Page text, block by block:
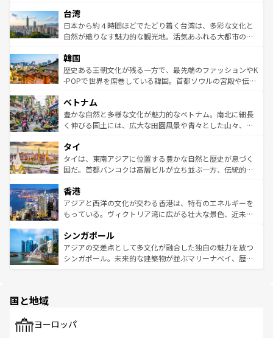
ならではの贅沢な旅のスタイルだ。 なお、新着のアメリカ
情報はコンテンツ一覧を参照してほしい。
れるおもてなしの心で訪れる人々を迎えてくれるハワイの
人々、おいしいローカルフードやハワイアンミュージッ
ク、伝統的なフラダンスなど、すべてがハワイの魅力を彩
ワイを、存分に味わってほしい。 なお、新着のハワイ情報
はコンテンツ一覧を参照してほしい。
リアリーフや大陸中央部にそびえるウルル（エアーズロッ
ク）、タスマニアの美しい原生林やケアンズの熱帯雨林な
ど、見どころがたくさん。また、カフェやワイン、オージ
いる。アクティビティも充実しており、サーフィンやダイ
ビング、ハイキングなど、アウトドア好きにはたまらな
い。オーストラリアの多彩な魅力を存分に味わいつくそ
参照してほしい。
台湾
日本から約４時間ほどでたどり着く台湾は、多彩な文化と
自然が織りなす魅力的な観光地。活気あふれる大都市の台
ン）、静ひつな山岳地帯である台湾東部など、都市の喧騒
と山間の静けさが共存しており、訪れる人に新しい発見と
驚きをもたらしてくれる。また、奥深い台湾の食文化も魅
容にもいいと評判のスイーツなど、バラエティ豊かな料理
が味わえる。 なお、新着の台湾情報は コンテンツ一覧を参
照してほしい。
韓国
歴史ある王朝文化が残る一方で、最先端のファッションやK
-POPで世界を席巻している韓国。首都ソウルの宮殿や伝統
き、地方に足を延ばせば四季折々の自然美を楽しむことが
できる。そして、キムチや焼肉、絶品のストリートフード
まで、さまざまな韓国料理が待っている。夜には、韓国な
リティに包まれながら、韓国の多彩な魅力を心ゆくまで味
わってみてほしい。 なお、新着の韓国情報はコンテンツ一
覧を参照してほしい。
ベトナム
豊かな自然と多様な文化が魅力的なベトナム。南北に細長
く伸びる国土には、広大な田園風景や青々とした山々、世
急速な発展と共に伝統が息づく。ハノイの古い町並みやホ
ーチミン市のフランス統治時代の建物も、独特の雰囲気を
醸し出している。また、バラエティの豊かさとおいしさで
とつ。フォーやバインミー、ベトナムコーヒーなどは、ぜ
ひ現地で味わいたい。どの地域を訪れてもあたたかい人々
が旅行者を迎えてくれるので、きっと忘れられない旅にな
参照してほしい。
タイ
タイは、東南アジアに位置する豊かな自然と歴史が息づく
国だ。首都バンコクは高層ビルが立ち並ぶ一方、伝統的な
の活気が交差している。北部ではチェンマイなどの山岳地
帯で自然と触れ合い、南部ではプーケットやクラビの美し
いビーチでリゾート気分を楽しむことができる。タイ料理
激する。気候は一年中温暖で、どの季節にも異なる楽しみ
が待っている。親しみやすいタイの人々、仏教を中心とし
た文化、そして多様な観光資源が、訪れる旅人を魅了し続
香港
アジアと西洋の文化が交わる香港は、特有のエネルギーを
もっている。ヴィクトリア湾に広がる壮大な景色、近未来
み、どこを訪れても感動するはず。観光スポットが密集し
ており、効率よく見どころを回れるのも魅力。息をのむよ
うな絶景から文化的な体験まで、香港を存分に楽しみ尽く
シンガポール
アジアの交差点として多文化が融合した独自の魅力を放つ
シンガポール。未来的な建築物が並ぶマリーナベイ、歴史
で、ホーカーズは地元の風情を楽しめる外せないスポット
国と地域
ヨーロッパ